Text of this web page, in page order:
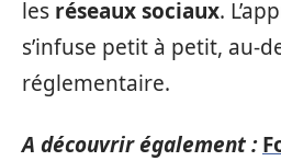
les réseaux sociaux.
s’infuse petit à petit, au-
réglementaire.
A découvrir également :